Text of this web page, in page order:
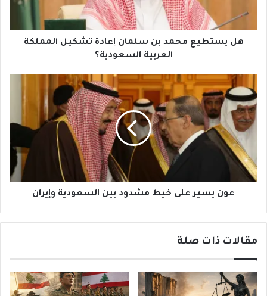
المملكة
العربية
السعودية؟
هل يستطيع محمد بن سلمان إعادة تشكيل المملكة
العربية السعودية؟
يسير
على
خيط
مشدود
السعودية
وإيران
عون يسير على خيط مشدود بين السعودية وإيران
مقالات ذات صلة